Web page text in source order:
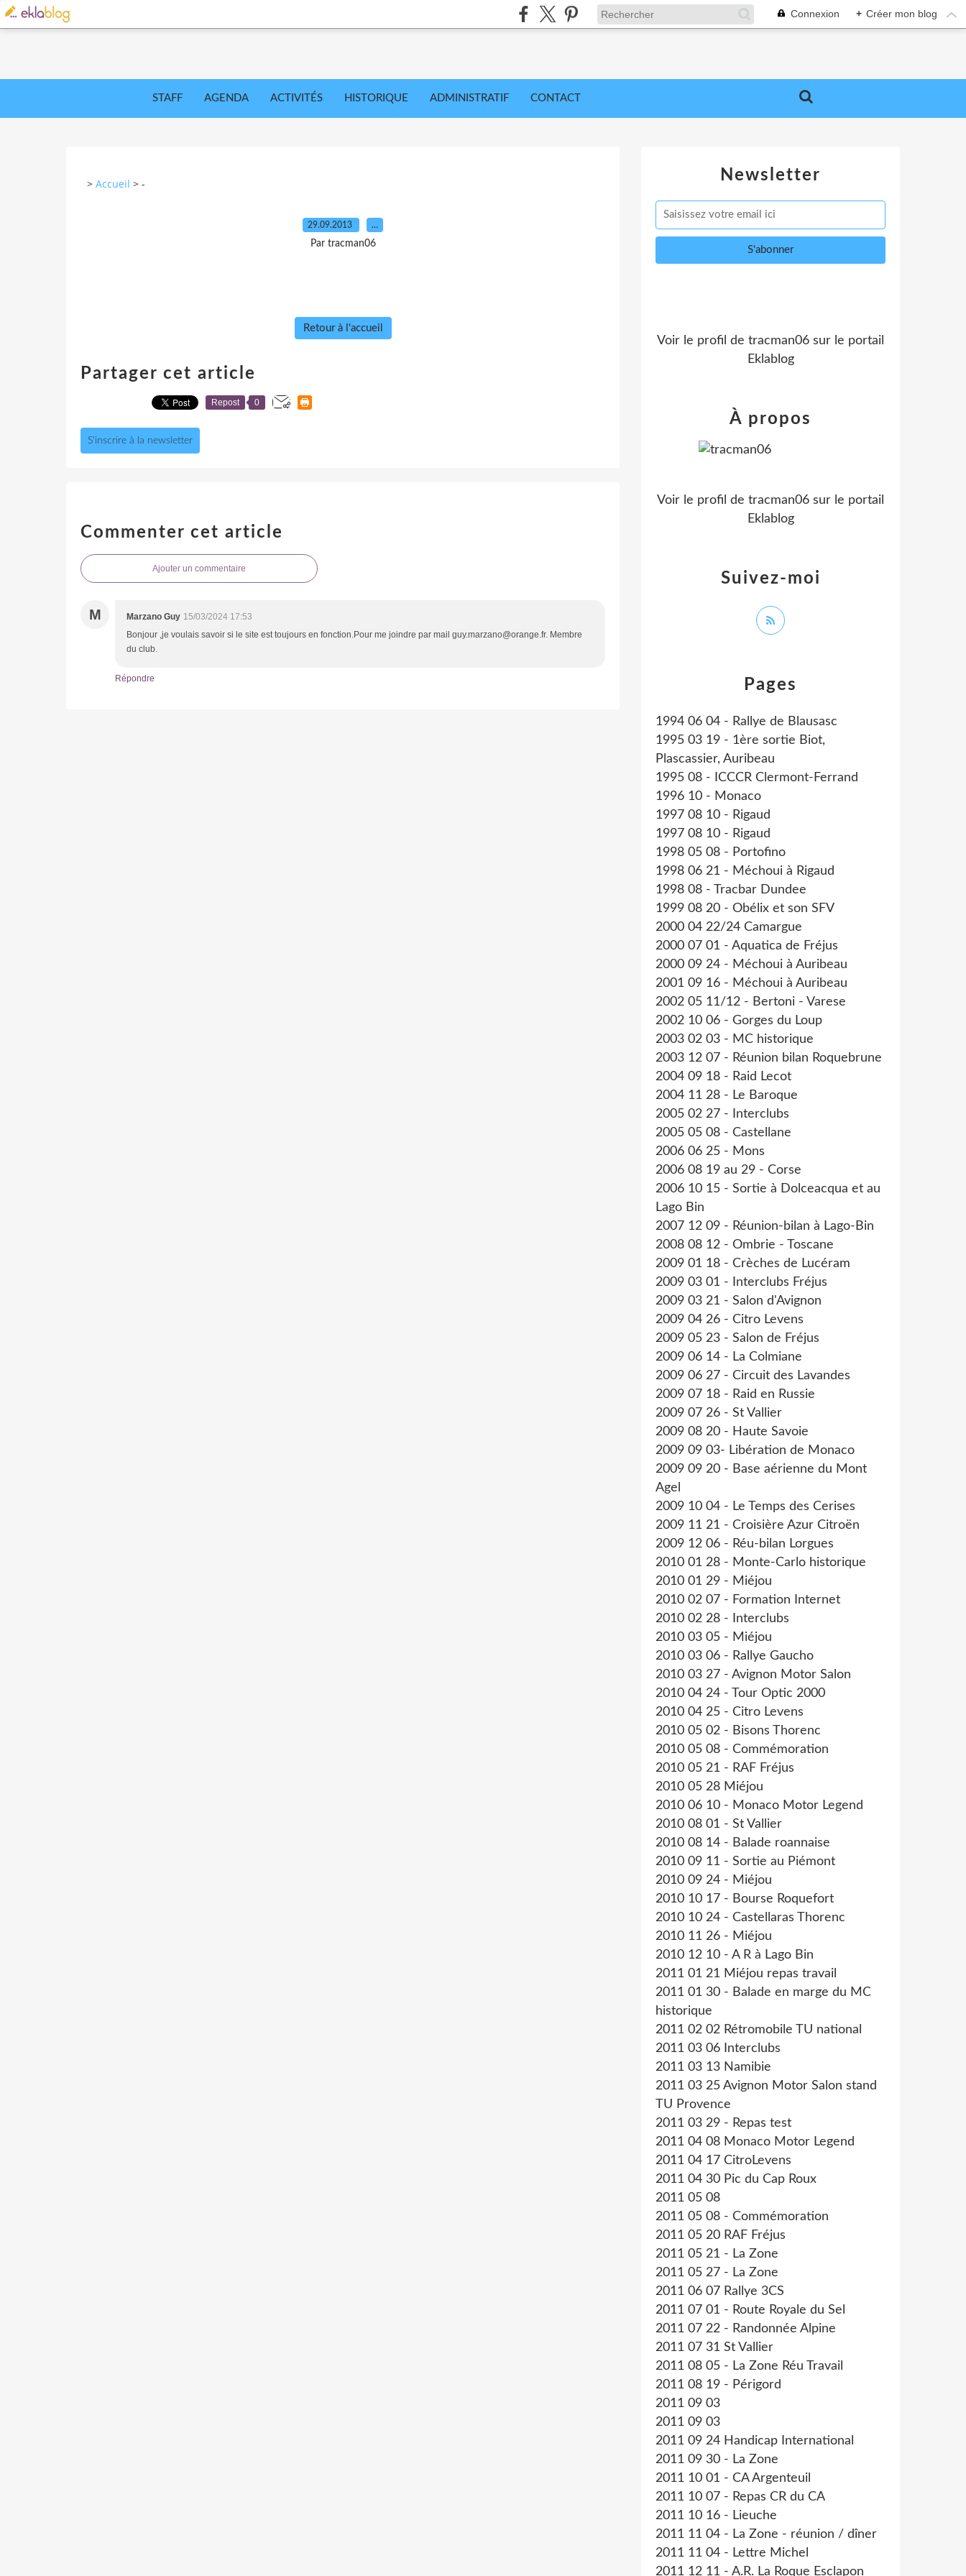
Connexion + Créer mon blog
STAFF AGENDA ACTIVITÉS HISTORIQUE ADMINISTRATIF CONTACT
> Accueil > -
29.09.2013 …
Par tracman06
Retour à l'accueil
Partager cet article
Repost 0
S'inscrire à la newsletter
Commenter cet article
Ajouter un commentaire
M Marzano Guy 15/03/2024 17:53
Bonjour ,je voulais savoir si le site est toujours en fonction.Pour me joindre par mail guy.marzano@orange.fr. Membre
du club.
Répondre
Newsletter
Pages
1994 06 04 - Rallye de Blausasc
1995 03 19 - 1ère sortie Biot,
Plascassier, Auribeau
1995 08 - ICCCR Clermont-Ferrand
1996 10 - Monaco
1997 08 10 - Rigaud
1997 08 10 - Rigaud
1998 05 08 - Portofino
1998 06 21 - Méchoui à Rigaud
1998 08 - Tracbar Dundee
1999 08 20 - Obélix et son SFV
2000 04 22/24 Camargue
2000 07 01 - Aquatica de Fréjus
2000 09 24 - Méchoui à Auribeau
2001 09 16 - Méchoui à Auribeau
2002 05 11/12 - Bertoni - Varese
2002 10 06 - Gorges du Loup
2003 02 03 - MC historique
2003 12 07 - Réunion bilan Roquebrune
2004 09 18 - Raid Lecot
2004 11 28 - Le Baroque
2005 02 27 - Interclubs
2005 05 08 - Castellane
2006 06 25 - Mons
2006 08 19 au 29 - Corse
2006 10 15 - Sortie à Dolceacqua et au
Lago Bin
2007 12 09 - Réunion-bilan à Lago-Bin
2008 08 12 - Ombrie - Toscane
2009 01 18 - Crèches de Lucéram
2009 03 01 - Interclubs Fréjus
2009 03 21 - Salon d'Avignon
2009 04 26 - Citro Levens
2009 05 23 - Salon de Fréjus
2009 06 14 - La Colmiane
2009 06 27 - Circuit des Lavandes
2009 07 18 - Raid en Russie
2009 07 26 - St Vallier
2009 08 20 - Haute Savoie
2009 09 03- Libération de Monaco
2009 09 20 - Base aérienne du Mont
Agel
2009 10 04 - Le Temps des Cerises
2009 11 21 - Croisière Azur Citroën
2009 12 06 - Réu-bilan Lorgues
2010 01 28 - Monte-Carlo historique
2010 01 29 - Miéjou
2010 02 07 - Formation Internet
2010 02 28 - Interclubs
2010 03 05 - Miéjou
2010 03 06 - Rallye Gaucho
2010 03 27 - Avignon Motor Salon
2010 04 24 - Tour Optic 2000
2010 04 25 - Citro Levens
2010 05 02 - Bisons Thorenc
2010 05 08 - Commémoration
2010 05 21 - RAF Fréjus
2010 05 28 Miéjou
2010 06 10 - Monaco Motor Legend
2010 08 01 - St Vallier
2010 08 14 - Balade roannaise
2010 09 11 - Sortie au Piémont
2010 09 24 - Miéjou
2010 10 17 - Bourse Roquefort
2010 10 24 - Castellaras Thorenc
2010 11 26 - Miéjou
2010 12 10 - A R à Lago Bin
2011 01 21 Miéjou repas travail
2011 01 30 - Balade en marge du MC
historique
2011 02 02 Rétromobile TU national
2011 03 06 Interclubs
2011 03 13 Namibie
2011 03 25 Avignon Motor Salon stand
TU Provence
2011 03 29 - Repas test
2011 04 08 Monaco Motor Legend
2011 04 17 CitroLevens
2011 04 30 Pic du Cap Roux
2011 05 08
2011 05 08 - Commémoration
2011 05 20 RAF Fréjus
2011 05 21 - La Zone
2011 05 27 - La Zone
2011 06 07 Rallye 3CS
2011 07 01 - Route Royale du Sel
2011 07 22 - Randonnée Alpine
2011 07 31 St Vallier
2011 08 05 - La Zone Réu Travail
2011 08 19 - Périgord
2011 09 03
2011 09 03
2011 09 24 Handicap International
2011 09 30 - La Zone
2011 10 01 - CA Argenteuil
2011 10 07 - Repas CR du CA
2011 10 16 - Lieuche
2011 11 04 - La Zone - réunion / dîner
2011 11 04 - Lettre Michel
2011 12 11 - A.R. La Roque Esclapon
Voir le profil de tracman06 sur le portail
Eklablog
Suivez-moi
À propos
Voir le profil de tracman06 sur le portail
Eklablog